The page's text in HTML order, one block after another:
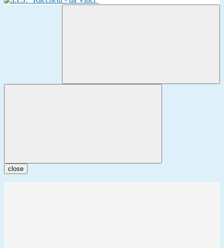
close